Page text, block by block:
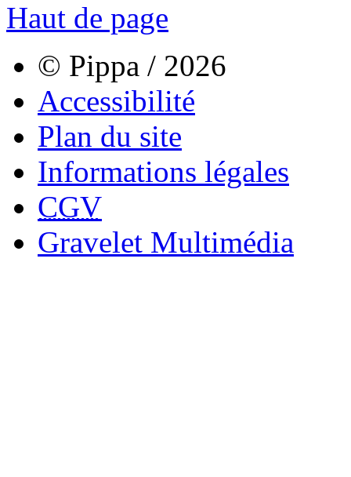
Haut de page
© Pippa / 2026
Accessibilité
Plan du site
Informations légales
CGV
Gravelet Multimédia